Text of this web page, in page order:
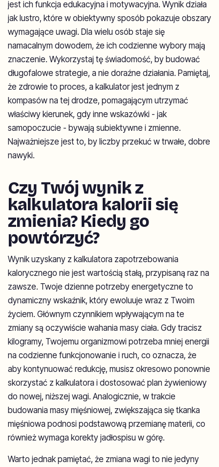
jest ich funkcja edukacyjna i motywacyjna. Wynik działa
jak lustro, które w obiektywny sposób pokazuje obszary
wymagające uwagi. Dla wielu osób staje się
namacalnym dowodem, że ich codzienne wybory mają
znaczenie. Wykorzystaj tę świadomość, by budować
długofalowe strategie, a nie doraźne działania. Pamiętaj,
że zdrowie to proces, a kalkulator jest jednym z
kompasów na tej drodze, pomagającym utrzymać
właściwy kierunek, gdy inne wskazówki - jak
samopoczucie - bywają subiektywne i zmienne.
Najważniejsze jest to, by liczby przekuć w trwałe, dobre
nawyki.
Czy Twój wynik z
kalkulatora kalorii się
zmienia? Kiedy go
powtórzyć?
Wynik uzyskany z kalkulatora zapotrzebowania
kalorycznego nie jest wartością stałą, przypisaną raz na
zawsze. Twoje dzienne potrzeby energetyczne to
dynamiczny wskaźnik, który ewoluuje wraz z Twoim
życiem. Głównym czynnikiem wpływającym na te
zmiany są oczywiście wahania masy ciała. Gdy tracisz
kilogramy, Twojemu organizmowi potrzeba mniej energii
na codzienne funkcjonowanie i ruch, co oznacza, że
aby kontynuować redukcję, musisz okresowo ponownie
skorzystać z kalkulatora i dostosować plan żywieniowy
do nowej, niższej wagi. Analogicznie, w trakcie
budowania masy mięśniowej, zwiększająca się tkanka
mięśniowa podnosi podstawową przemianę materii, co
również wymaga korekty jadłospisu w górę.
Warto jednak pamiętać, że zmiana wagi to nie jedyny